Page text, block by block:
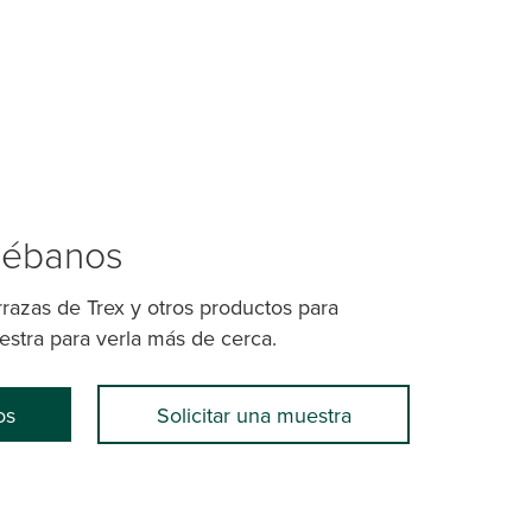
de Trex y otros productos para
para verla más de cerca.
Solicitar una muestra